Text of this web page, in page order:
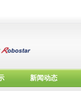
新闻动态